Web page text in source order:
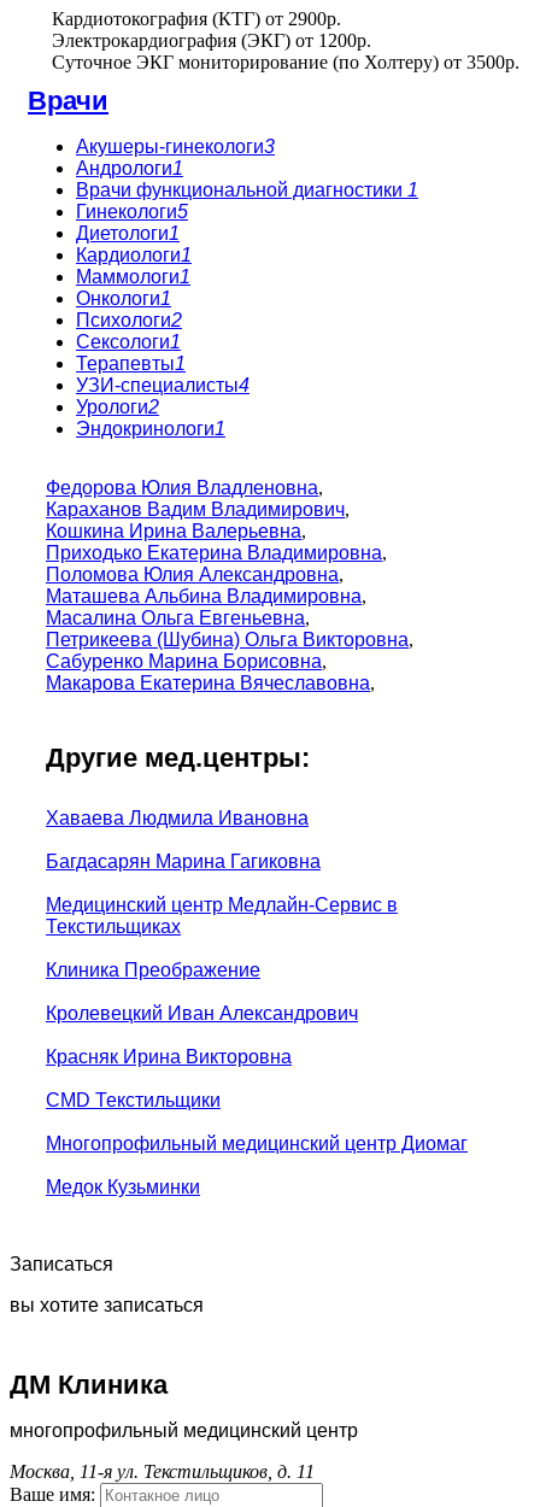
Кардиотокография (КТГ) от 2900р.
Электрокардиография (ЭКГ) от 1200р.
Суточное ЭКГ мониторирование (по Холтеру) от 3500р.
Врачи
Акушеры-гинекологи3
Андрологи1
Врачи функциональной диагностики 1
Гинекологи5
Диетологи1
Кардиологи1
Маммологи1
Онкологи1
Психологи2
Сексологи1
Терапевты1
УЗИ-специалисты4
Урологи2
Эндокринологи1
Федорова Юлия Владленовна,
Караханов Вадим Владимирович,
Кошкина Ирина Валерьевна,
Приходько Екатерина Владимировна,
Поломова Юлия Александровна,
Маташева Альбина Владимировна,
Масалина Ольга Евгеньевна,
Петрикеева (Шубина) Ольга Викторовна,
Сабуренко Марина Борисовна,
Макарова Екатерина Вячеславовна,
Другие мед.центры:
Хаваева Людмила Ивановна
Багдасарян Марина Гагиковна
Медицинский центр Медлайн-Сервис в
Текстильщиках
Клиника Преображение
Кролевецкий Иван Александрович
Красняк Ирина Викторовна
CMD Текстильщики
Многопрофильный медицинский центр Диомаг
Медок Кузьминки
Записаться
вы хотите записаться
ДМ Клиника
многопрофильный медицинский центр
Москва, 11-я ул. Текстильщиков, д. 11
Ваше имя: